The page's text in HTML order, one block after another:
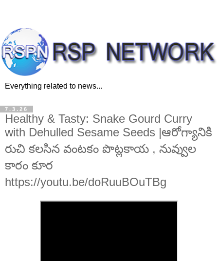
Everything related to news...
7.3.26
Healthy & Tasty: Snake Gourd Curry
with Dehulled Sesame Seeds |ఆరోగ్యానికి
రుచి కలసిన వంటకం పొట్లకాయ , నువ్వుల
కారం కూర
https://youtu.be/doRuuBOuTBg